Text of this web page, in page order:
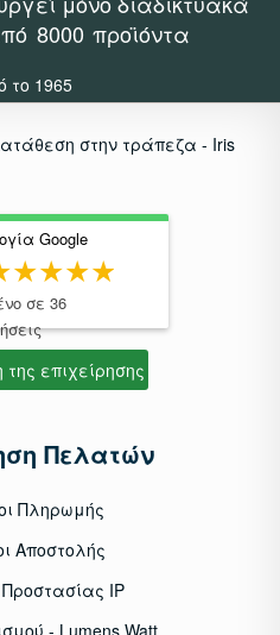
8000 προϊόντα
Google
σε 36
επιχείρησης
Πελατών
Πληρωμής
Αποστολής
IP
- Lumens Watt